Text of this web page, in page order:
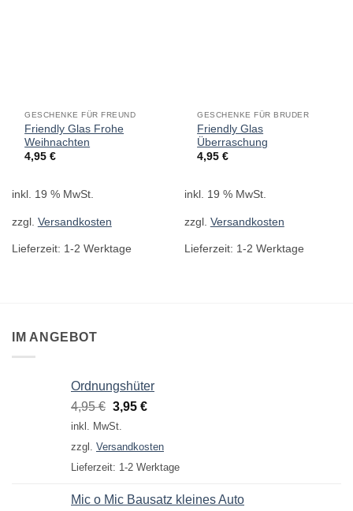
GESCHENKE FÜR FREUND
Friendly Glas Frohe
Weihnachten
4,95€
inkl. 19 % MwSt.
zzgl. Versandkosten
Lieferzeit: 1-2 Werktage
GESCHENKE FÜR BRUDER
Friendly Glas
Überraschung
4,95€
inkl. 19 % MwSt.
zzgl. Versandkosten
Lieferzeit: 1-2 Werktage
IM ANGEBOT
Ordnungshüter
4,95€ Ursprünglicher
Preis
4,95 €
3,95 €Aktueller
3,95 €.
inkl. MwSt.
zzgl. Versandkosten
Lieferzeit: 1-2 Werktage
Mic o Mic Bausatz kleines Auto